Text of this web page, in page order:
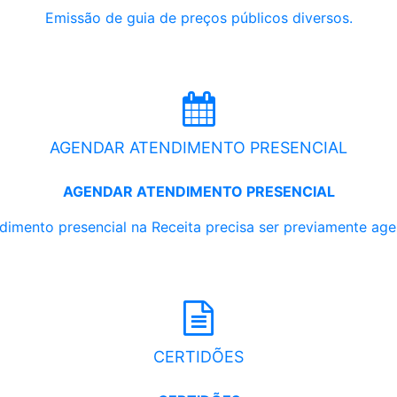
Emissão de guia de preços públicos diversos.
AGENDAR ATENDIMENTO PRESENCIAL
AGENDAR ATENDIMENTO PRESENCIAL
presencial na Receita precisa ser previamente
CERTIDÕES